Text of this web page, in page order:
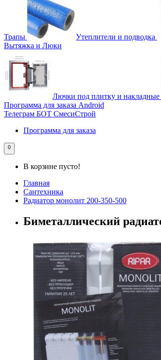
Трапы Утеплители и подводка
Вытяжка и Люки
Лючки под плитку и накладные
Программа для заказа Android
Телеграм БОТ СмесиСтрой
Программа для заказа
0
В корзине пусто!
Главная
Сантехника
Радиатор монолит 200-350-500
Биметаллический